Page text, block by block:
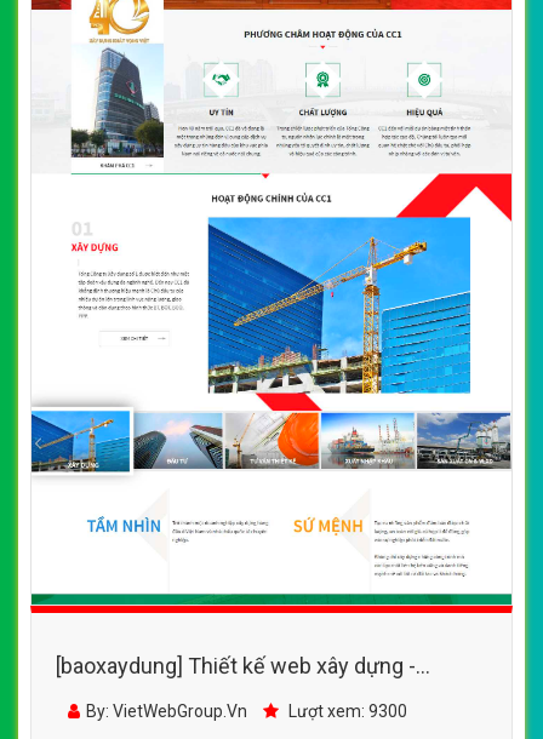
[baoxaydung] Thiết kế web xây dựng -
By: VietWebGroup.Vn Lượt xem: 9300